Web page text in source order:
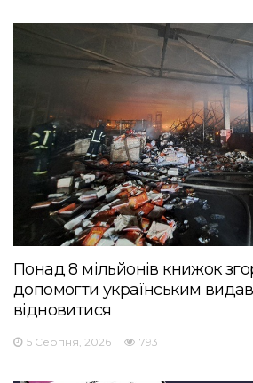
Понад 8 мільйонів книжок
допомогти українським
відновитися
5 Серпня, 2026 793